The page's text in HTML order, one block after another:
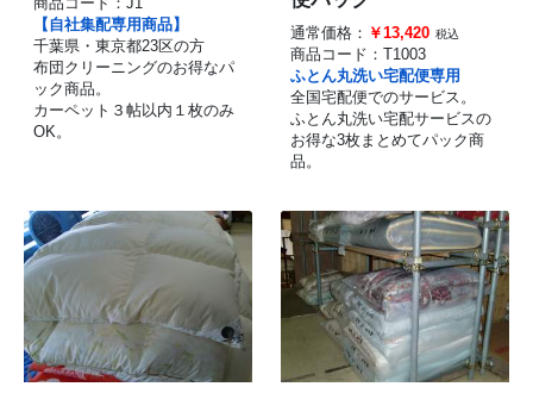
【自社集配専用商品】
千葉県・東京都23区の方
布団クリーニングのお得なパ
ック商品。
カーペット３帖以内１枚のみ
OK。
通常価格： ￥13,420 税込
商品コード： T1003
ふとん丸洗い宅配便専用
全国宅配便でのサービス。
ふとん丸洗い宅配サービスの
お得な3枚まとめてパック商
品。